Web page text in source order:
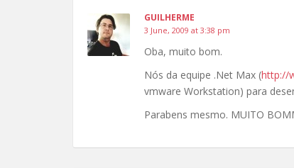
GUILHERME
3 June, 2009 at 3:38 pm
Oba, muito bom.
Nós da equipe .Net Max (http://
vmware Workstation) para
Parabens mesmo. MUITO